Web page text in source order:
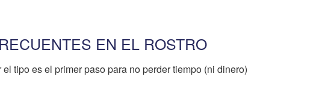
EN EL ROSTRO
tipo es el primer paso para no perder tiempo (ni dinero)